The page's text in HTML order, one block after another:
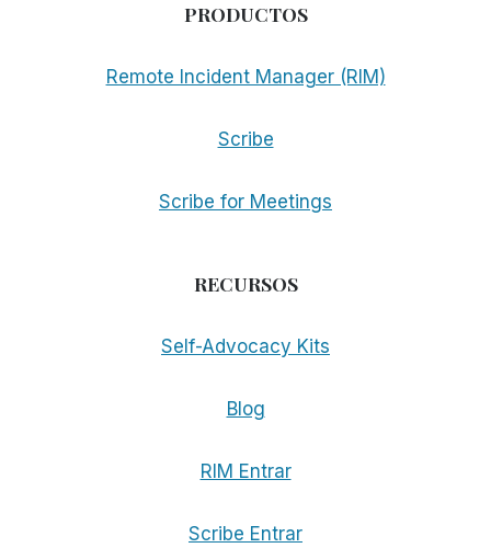
PRODUCTOS
Remote Incident Manager (RIM)
Scribe
Scribe for Meetings
RECURSOS
Self-Advocacy Kits
Blog
RIM Entrar
Scribe Entrar